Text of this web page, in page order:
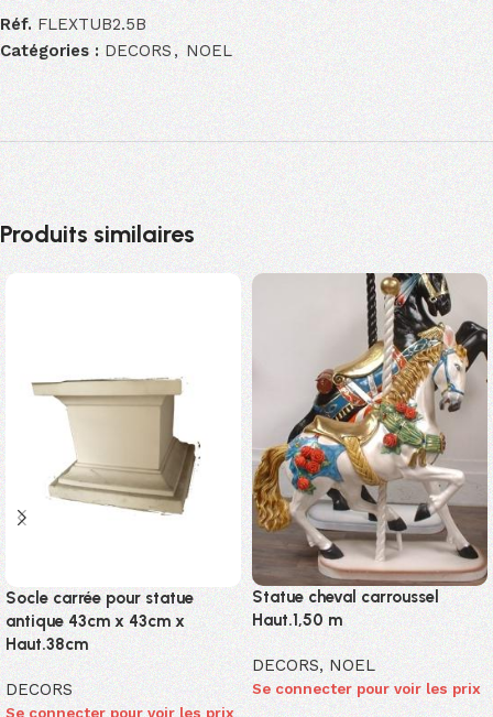
Réf.FLEXTUB2.5B
Catégories : DECORS, NOEL
Produits similaires
Socle carrée pour statue
antique 43cm x 43cm x
Haut.38cm
DECORS
Se connecter pour voir les prix
Statue cheval carroussel
Haut.1,50 m
DECORS,NOEL
Se connecter pour voir les prix